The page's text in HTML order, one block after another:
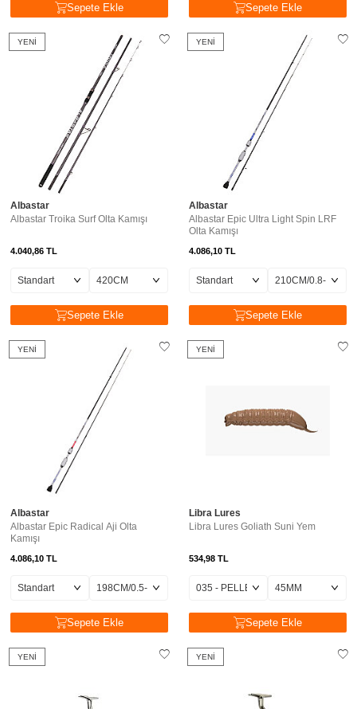
Sepete Ekle Sepete Ekle
YENI
Albastar
Albastar Troika Surf Olta Kamışı
4.040,86 TL
Sepete Ekle
YENI
Albastar
Albastar Epic Ultra Light Spin LRF
Olta Kamışı
4.086,10 TL
Sepete Ekle
YENI
Albastar
Albastar Epic Radical Aji Olta
Kamışı
4.086,10 TL
Sepete Ekle
YENI
Libra Lures
Libra Lures Goliath Suni Yem
534,98 TL
Sepete Ekle
YENI YENI